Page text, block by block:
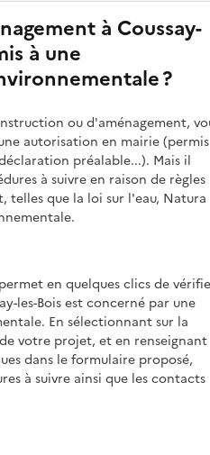
à Coussay-
à une
?
ou d'aménagement,
autorisation en mairie (permis
préalable...). Mais il
à suivre en raison de règles
telles que la loi sur l'eau, Natura
en quelques clics de
les-Bois est concerné par une
En sélectionnant sur la
votre projet, et en renseignant
dans le formulaire proposé,
à suivre ainsi que les contacts